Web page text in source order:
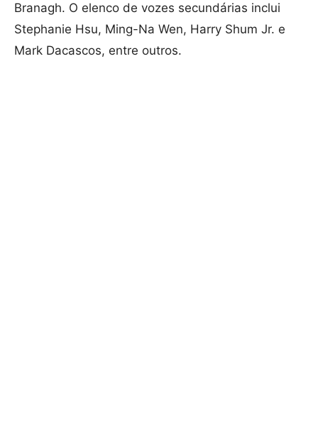
Branagh. O elenco de vozes secundárias inclui
Stephanie Hsu, Ming-Na Wen, Harry Shum Jr. e
Mark Dacascos, entre outros.